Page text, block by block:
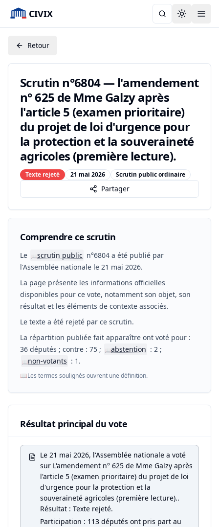
CIVIX Toggle
Retour
Scrutin n°6804 — l'amendement
n° 625 de Mme Galzy après
l'article 5 (examen prioritaire)
du projet de loi d'urgence pour
la protection et la souveraineté
agricoles (première lecture).
Texte rejeté 21 mai 2026 Scrutin public ordinaire
Partager
Comprendre ce scrutin
Le 📖scrutin public n°6804 a été publié par
l'Assemblée nationale le 21 mai 2026.
La page présente les informations officielles
disponibles pour ce vote, notamment son objet, son
résultat et les éléments de contexte associés.
Le texte a été rejeté par ce scrutin.
La répartition publiée fait apparaître ont voté pour :
36 députés ; contre : 75 ;
📖abstention : 2 ;
📖non-votants : 1.
📖Les termes soulignés ouvrent une définition.
Résultat principal du vote
Le 21 mai 2026, l'Assemblée nationale a voté
sur L'amendement n° 625 de Mme Galzy après
l'article 5 (examen prioritaire) du projet de loi
d'urgence pour la protection et la
souveraineté agricoles (première lecture)..
Résultat : Texte rejeté.
Participation : 113 députés ont pris part au